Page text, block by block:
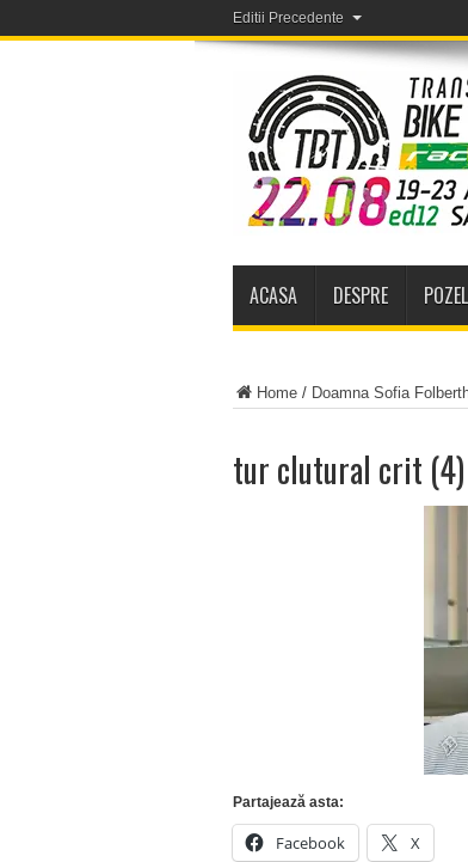
Editii Precedente
ACASA DESPRE
Home/ Doamna Sofia
tur clutural crit (4)
Partajează asta:
Facebook X